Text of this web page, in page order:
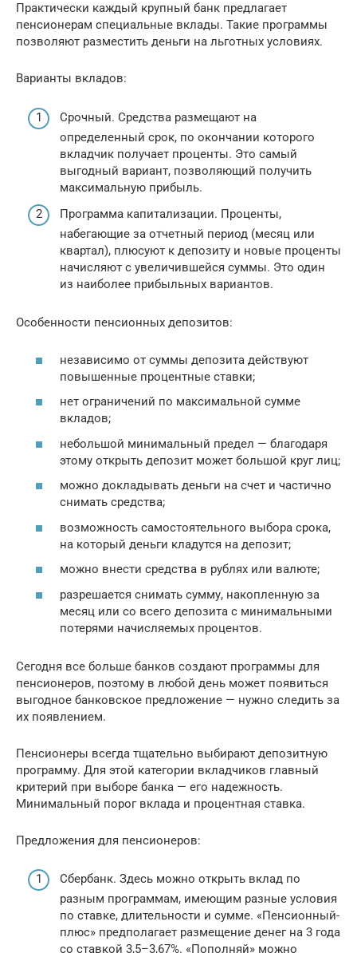
Практически каждый крупный банк предлагает
пенсионерам специальные вклады. Такие программы
позволяют разместить деньги на льготных условиях.
Варианты вкладов:
Срочный. Средства размещают на
определенный срок, по окончании которого
вкладчик получает проценты. Это самый
выгодный вариант, позволяющий получить
максимальную прибыль.
Программа капитализации. Проценты,
набегающие за отчетный период (месяц или
квартал), плюсуют к депозиту и новые проценты
начисляют с увеличившейся суммы. Это один
из наиболее прибыльных вариантов.
Особенности пенсионных депозитов:
независимо от суммы депозита действуют
повышенные процентные ставки;
нет ограничений по максимальной сумме
вкладов;
небольшой минимальный предел — благодаря
этому открыть депозит может большой круг лиц;
можно докладывать деньги на счет и частично
снимать средства;
возможность самостоятельного выбора срока,
на который деньги кладутся на депозит;
можно внести средства в рублях или валюте;
разрешается снимать сумму, накопленную за
месяц или со всего депозита с минимальными
потерями начисляемых процентов.
Сегодня все больше банков создают программы для
пенсионеров, поэтому в любой день может появиться
выгодное банковское предложение — нужно следить за
их появлением.
Пенсионеры всегда тщательно выбирают депозитную
программу. Для этой категории вкладчиков главный
критерий при выборе банка — его надежность.
Минимальный порог вклада и процентная ставка.
Предложения для пенсионеров:
Сбербанк. Здесь можно открыть вклад по
разным программам, имеющим разные условия
по ставке, длительности и сумме. «Пенсионный-
плюс» предполагает размещение денег на 3 года
со ставкой 3,5–3,67%. «Пополняй» можно